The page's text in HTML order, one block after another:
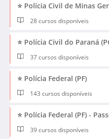
⭐ Polícia Civil de Minas
28 cursos disponíveis
⭐ Polícia Civil do Paraná
37 cursos disponíveis
⭐ Polícia Federal (PF)
143 cursos disponíveis
⭐ Polícia Federal (PF) -
39 cursos disponíveis